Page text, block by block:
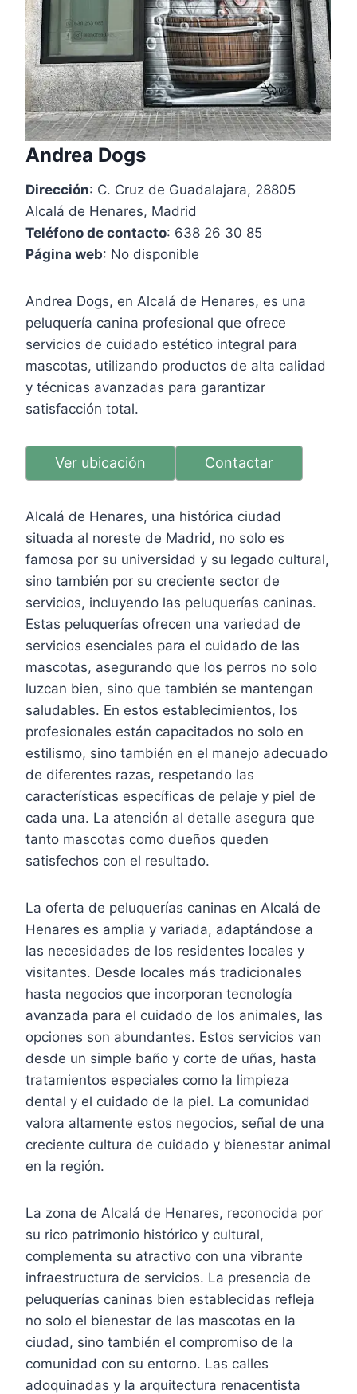
Andrea Dogs
Dirección: C. Cruz de Guadalajara, 28805
Alcalá de Henares, Madrid
Teléfono de contacto: 638 26 30 85
Página web: No disponible
Andrea Dogs, en Alcalá de Henares, es una
peluquería canina profesional que ofrece
servicios de cuidado estético integral para
mascotas, utilizando productos de alta calidad
y técnicas avanzadas para garantizar
satisfacción total.
Ver ubicación Contactar
Alcalá de Henares, una histórica ciudad
situada al noreste de Madrid, no solo es
famosa por su universidad y su legado cultural,
sino también por su creciente sector de
servicios, incluyendo las peluquerías caninas.
Estas peluquerías ofrecen una variedad de
servicios esenciales para el cuidado de las
mascotas, asegurando que los perros no solo
luzcan bien, sino que también se mantengan
saludables. En estos establecimientos, los
profesionales están capacitados no solo en
estilismo, sino también en el manejo adecuado
de diferentes razas, respetando las
características específicas de pelaje y piel de
cada una. La atención al detalle asegura que
tanto mascotas como dueños queden
satisfechos con el resultado.
La oferta de peluquerías caninas en Alcalá de
Henares es amplia y variada, adaptándose a
las necesidades de los residentes locales y
visitantes. Desde locales más tradicionales
hasta negocios que incorporan tecnología
avanzada para el cuidado de los animales, las
opciones son abundantes. Estos servicios van
desde un simple baño y corte de uñas, hasta
tratamientos especiales como la limpieza
dental y el cuidado de la piel. La comunidad
valora altamente estos negocios, señal de una
creciente cultura de cuidado y bienestar animal
en la región.
La zona de Alcalá de Henares, reconocida por
su rico patrimonio histórico y cultural,
complementa su atractivo con una vibrante
infraestructura de servicios. La presencia de
peluquerías caninas bien establecidas refleja
no solo el bienestar de las mascotas en la
ciudad, sino también el compromiso de la
comunidad con su entorno. Las calles
adoquinadas y la arquitectura renacentista